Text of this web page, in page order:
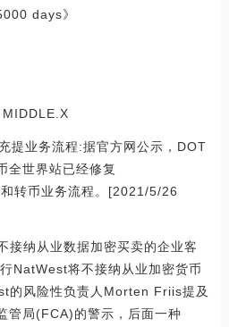
days》
MIDDLE.X
提业务流程:据官方网公示，DOT
全世界站已经修复
转币业务流程。[2021/5/26
接纳从业数据加密买卖的企业客
NatWest将不接纳从业加密货币
的风险性负责人Morten Friis提及
管局(FCA)的警示，后面一种